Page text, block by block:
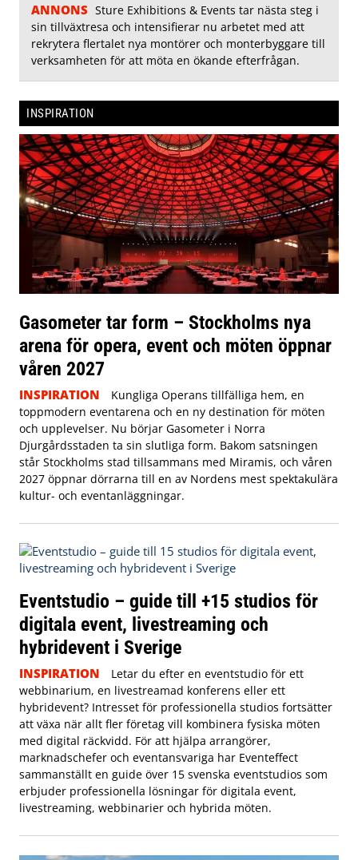
ANNONS Sture Exhibitions & Events tar nästa steg i
sin tillväxtresa och intensifierar nu arbetet med att
rekrytera flertalet nya montörer och monterbyggare till
verksamheten för att möta en ökande efterfrågan.
INSPIRATION
Gasometer tar form – Stockholms nya
arena för opera, event och möten öppnar
våren 2027
INSPIRATION
Kungliga Operans tillfälliga hem, en
toppmodern eventarena och en ny destination för möten
och upplevelser. Nu börjar Gasometer i Norra
Djurgårdsstaden ta sin slutliga form. Bakom satsningen
står Stockholms stad tillsammans med Miramis, och våren
2027 öppnar dörrarna till en av Nordens mest spektakulära
kultur- och eventanläggningar.
Eventstudio – guide till +15 studios för
digitala event, livestreaming och
hybridevent i Sverige
INSPIRATION
Letar du efter en eventstudio för ett
webbinarium, en livestreamad konferens eller ett
hybridevent? Intresset för professionella studios fortsätter
att växa när allt fler företag vill kombinera fysiska möten
med digital räckvidd. För att hjälpa arrangörer,
marknadschefer och eventansvariga har Eventeffect
sammanställt en guide över 15 svenska eventstudios som
erbjuder professionella lösningar för digitala event,
livestreaming, webbinarier och hybrida möten.